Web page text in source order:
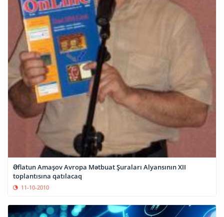
Əflatun Amaşov Avropa Mətbuat Şuraları Alyansının XII
toplantısına qatılacaq
11-10-2010